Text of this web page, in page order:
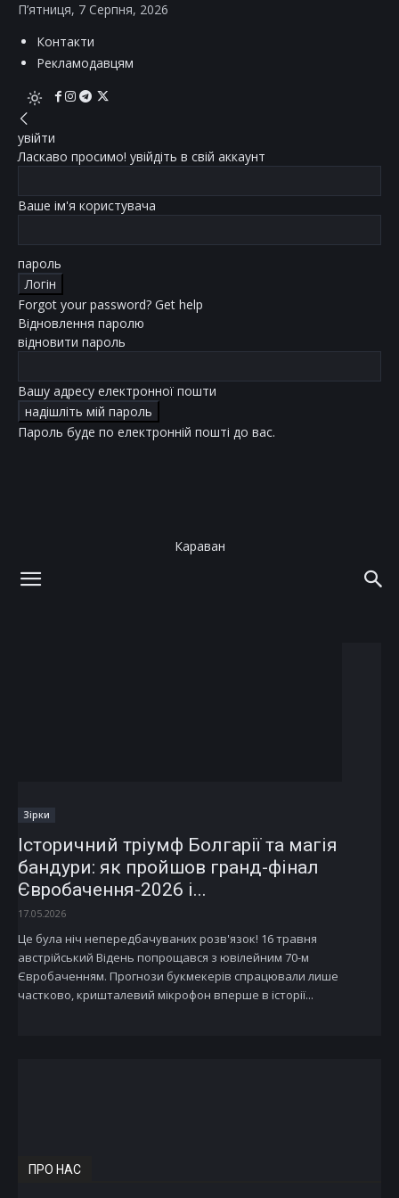
П’ятниця, 7 Серпня, 2026
Контакти
Рекламодавцям
увійти
Ласкаво просимо! увійдіть в свій аккаунт
Ваше ім'я користувача
пароль
Forgot your password? Get help
Відновлення паролю
відновити пароль
Вашу адресу електронної пошти
Пароль буде по електронній пошті до вас.
Караван
Зірки
Історичний тріумф Болгарії та магія
бандури: як пройшов гранд-фінал
Євробачення-2026 і...
17.05.2026
Це була ніч непередбачуваних розв'язок! 16 травня
австрійський Відень попрощався з ювілейним 70-м
Євробаченням. Прогнози букмекерів спрацювали лише
частково, кришталевий мікрофон вперше в історії...
ПРО НАС